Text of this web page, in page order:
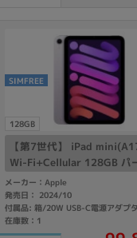
128GB
SIMFREE
【第7世代】 iPad
Wi-Fi+Cellular 128GB パ
MXPR3J/A A2995 【
版SIMフリー】
メーカー：Apple
発売日： 2024/10
在庫数：1
HP
ドライブの絞り込み
BD−R BD-ROM
DVDスーパーマルチ